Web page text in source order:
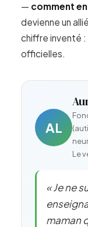
— comment
devienne un
chiffre inventé
officielles.
AL
Le
« Je ne
maman